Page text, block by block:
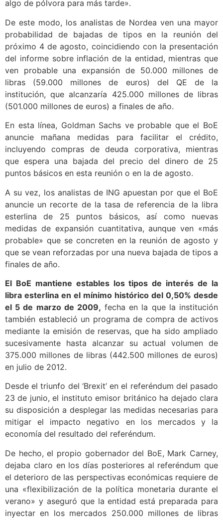
algo de pólvora para más tarde».
De este modo, los analistas de Nordea ven una mayor
probabilidad de bajadas de tipos en la reunión del
próximo 4 de agosto, coincidiendo con la presentación
del informe sobre inflación de la entidad, mientras que
ven probable una expansión de 50.000 millones de
libras (59.000 millones de euros) del QE de la
institución, que alcanzaría 425.000 millones de libras
(501.000 millones de euros) a finales de año.
En esta línea, Goldman Sachs ve probable que el BoE
anuncie mañana medidas para facilitar el crédito,
incluyendo compras de deuda corporativa, mientras
que espera una bajada del precio del dinero de 25
puntos básicos en esta reunión o en la de agosto.
A su vez, los analistas de ING apuestan por que el BoE
anuncie un recorte de la tasa de referencia de la libra
esterlina de 25 puntos básicos, así como nuevas
medidas de expansión cuantitativa, aunque ven «más
probable» que se concreten en la reunión de agosto y
que se vean reforzadas por una nueva bajada de tipos a
finales de año.
El BoE mantiene estables los tipos de interés de la
libra esterlina en el mínimo histórico del 0,50% desde
el 5 de marzo de 2009, fecha en la que la institución
también estableció un programa de compra de activos
mediante la emisión de reservas, que ha sido ampliado
sucesivamente hasta alcanzar su actual volumen de
375.000 millones de libras (442.500 millones de euros)
en julio de 2012.
Desde el triunfo del ‘Brexit’ en el referéndum del pasado
23 de junio, el instituto emisor británico ha dejado clara
su disposición a desplegar las medidas necesarias para
mitigar el impacto negativo en los mercados y la
economía del resultado del referéndum.
De hecho, el propio gobernador del BoE, Mark Carney,
dejaba claro en los días posteriores al referéndum que
el deterioro de las perspectivas económicas requiere de
una «flexibilización de la política monetaria durante el
verano» y aseguró que la entidad está preparada para
inyectar en los mercados 250.000 millones de libras